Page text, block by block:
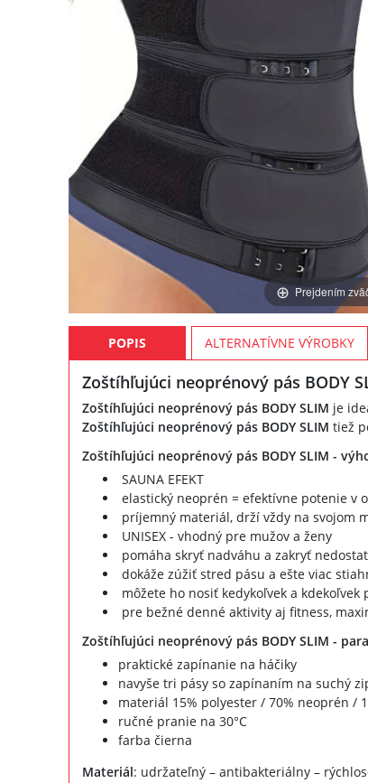
Prejdením
POPIS ALTERNATÍVNE VÝROBKY
Zoštíhľujúci neoprénový pás BODY
Zoštíhľujúci neoprénový pás BODY SLIM je
Zoštíhľujúci neoprénový pás BODY SLIM tiež
Zoštíhľujúci neoprénový pás BODY SLIM -
SAUNA EFEKT
elastický neoprén = efektívne potenie v
príjemný materiál, drží vždy na svojom
UNISEX - vhodný pre mužov a ženy
pomáha skryť nadváhu a zakryť
dokáže zúžiť stred pásu a ešte viac
môžete ho nosiť kedykoľvek a kdekoľvek
pre bežné denné aktivity aj fitness,
Zoštíhľujúci neoprénový pás BODY SLIM -
praktické zapínanie na háčiky
navyše tri pásy so zapínaním na suchý
materiál 15% polyester / 70% neoprén /
ručné pranie na 30°C
farba čierna
Materiál: udržateľný – antibakteriálny –